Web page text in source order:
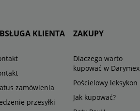
KLIENTA
zamówienia
przesyłki
ZAKUPY
Dlaczego warto
kupować w Darymex
Pościelowy leksykon
Jak kupować?